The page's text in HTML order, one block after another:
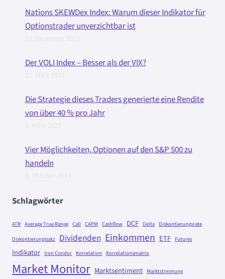
Nations SKEWDex Index: Warum dieser Indikator für
Optionstrader unverzichtbar ist
Der VOLI Index – Besser als der VIX?
Die Strategie dieses Traders generierte eine Rendite
von über 40 % pro Jahr
Vier Möglichkeiten, Optionen auf den S&P 500 zu
handeln
Schlagwörter
ATR Average True Range Call CAPM Cashflow DCF Delta Diskontierungsrate
Diskontierungssatz Dividenden Einkommen ETF Futures
Indikator Iron Condor Korrelation Korrelationsmatrix
Market Monitor Marktsentiment Marktstimmung